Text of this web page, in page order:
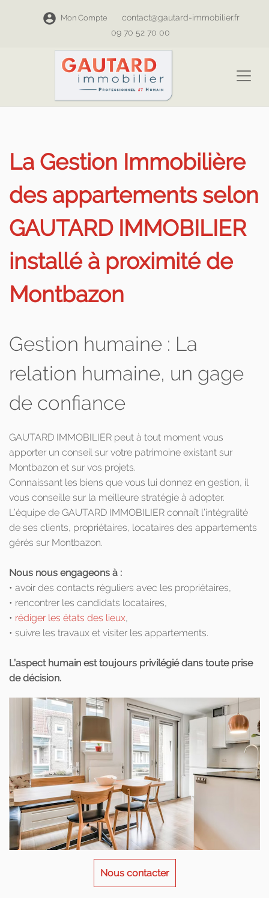
Mon Compte
contact@gautard-immobilier.fr
09 70 52 70 00
La Gestion Immobilière
des appartements selon
GAUTARD IMMOBILIER
installé à proximité de
Montbazon
Gestion humaine : La
relation humaine, un gage
de confiance
GAUTARD IMMOBILIER peut à tout moment vous
apporter un conseil sur votre patrimoine existant sur
Montbazon et sur vos projets.
Connaissant les biens que vous lui donnez en gestion, il
vous conseille sur la meilleure stratégie à adopter.
L’équipe de GAUTARD IMMOBILIER connaît l’intégralité
de ses clients, propriétaires, locataires des appartements
gérés sur Montbazon.
Nous nous engageons à :
• avoir des contacts réguliers avec les propriétaires,
• rencontrer les candidats locataires,
• rédiger les états des lieux,
• suivre les travaux et visiter les appartements.
L’aspect humain est toujours privilégié dans toute prise
de décision.
Nous contacter